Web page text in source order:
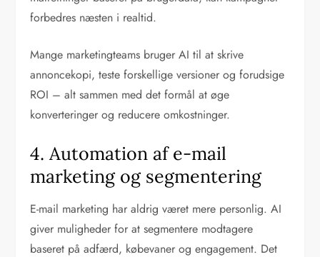
forbedres næsten i realtid.
Mange marketingteams bruger AI til at skrive
annoncekopi, teste forskellige versioner og forudsige
ROI – alt sammen med det formål at øge
konverteringer og reducere omkostninger.
4. Automation af e-mail
marketing og segmentering
E-mail marketing har aldrig været mere personlig. AI
giver muligheder for at segmentere modtagere
baseret på adfærd, købevaner og engagement. Det